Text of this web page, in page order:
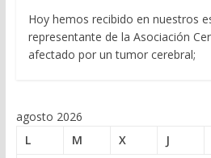
Hoy hemos recibido en nuestros
representante de la Asociación
afectado por un tumor cerebral;
agosto 2026
L
M X J